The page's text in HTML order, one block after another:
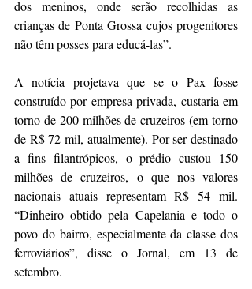
dos meninos, onde serão recolhidas as
crianças de Ponta Grossa cujos progenitores
não têm posses para educá-las”.
A notícia projetava que se o Pax fosse
construído por empresa privada, custaria em
torno de 200 milhões de cruzeiros (em torno
de R$ 72 mil, atualmente). Por ser destinado
a fins filantrópicos, o prédio custou 150
milhões de cruzeiros, o que nos valores
nacionais atuais representam R$ 54 mil.
“Dinheiro obtido pela Capelania e todo o
povo do bairro, especialmente da classe dos
ferroviários”, disse o Jornal, em 13 de
setembro.